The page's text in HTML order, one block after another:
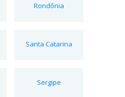
Rondônia
Santa Catarina
Sergipe